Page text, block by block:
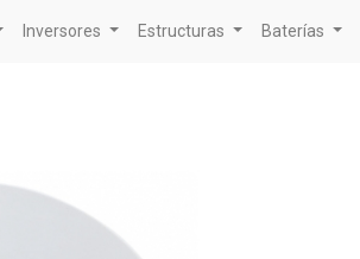
Inversores Estructuras Baterías